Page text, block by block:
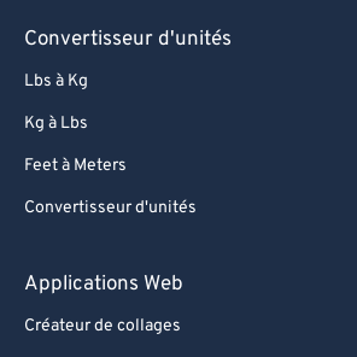
Convertisseur d'unités
Lbs à Kg
Kg à Lbs
Feet à Meters
Convertisseur d'unités
Applications Web
Créateur de collages